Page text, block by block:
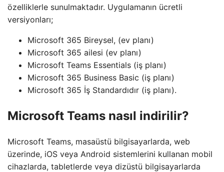
özelliklerle sunulmaktadır. Uygulamanın ücretli
versiyonları;
Microsoft 365 Bireysel, (ev planı)
Microsoft 365 ailesi (ev planı)
Microsoft Teams Essentials (iş planı)
Microsoft 365 Business Basic (iş planı)
Microsoft 365 İş Standardıdır (iş planı).
Microsoft Teams nasıl indirilir?
Microsoft Teams, masaüstü bilgisayarlarda, web
üzerinde, iOS veya Android sistemlerini kullanan mobil
cihazlarda, tabletlerde veya dizüstü bilgisayarlarda